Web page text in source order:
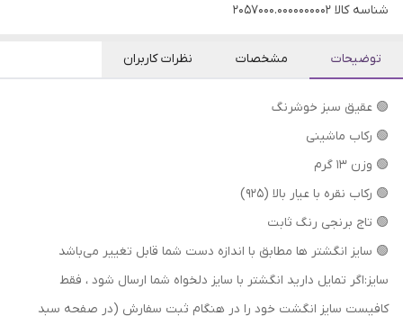
شناسه کالا 2057000.0000000002
توضیحات مشخصات نظرات کاربران
🟢 عقیق سبز خوشرنگ
🟢 رکاب ماشینی
🟢 وزن 13 گرم
🟢 رکاب نقره با عیار بالا (۹۲۵)
🟢 تاج برنجی رنگ ثابت
🟢 سایز انگشتر ها مطابق با اندازه دست شما قابل تغییر می‌باشد
سایز:اگر تمایل دارید انگشتر با سایز دلخواه شما ارسال شود ، فقط
کافیست سایز انگشت خود را در هنگام ثبت سفارش (در صفحه سبد